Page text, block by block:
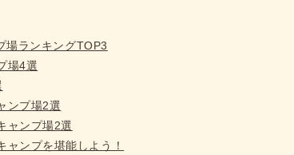
場ランキングTOP3
場4選
ンプ場2選
ャンプ場2選
ンプを堪能しよう！